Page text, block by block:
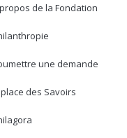
de la Fondation
une demande
place des Savoirs